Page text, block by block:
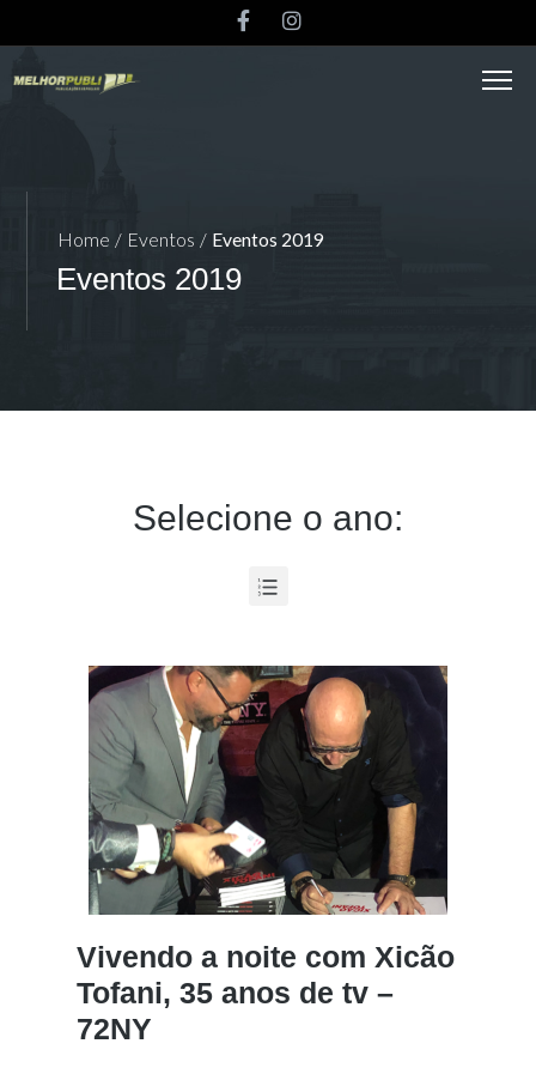
Home / Eventos / Eventos 2019
Eventos 2019
Selecione o ano:
Vivendo a noite com Xicão
Tofani, 35 anos de tv –
72NY